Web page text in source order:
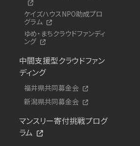
ケイズハウスNPO助成プロ
グラム
ゆめ・まちクラウドファンディ
ング
中間支援型クラウドファン
ディング
福井県共同募金会
新潟県共同募金会
マンスリー寄付挑戦プログ
ラム